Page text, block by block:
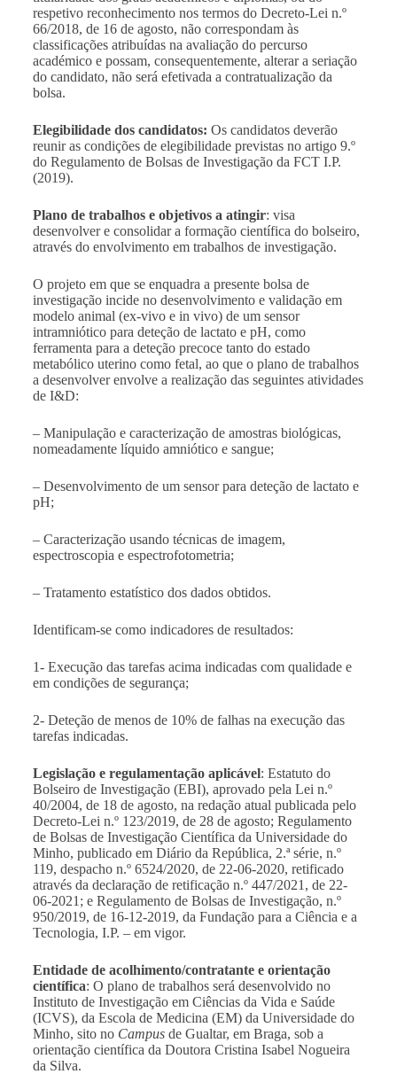
respetivo reconhecimento nos termos do Decreto-Lei n.º
66/2018, de 16 de agosto, não correspondam às
classificações atribuídas na avaliação do percurso
académico e possam, consequentemente, alterar a seriação
do candidato, não será efetivada a contratualização da
bolsa.
Elegibilidade dos candidatos: Os candidatos deverão
reunir as condições de elegibilidade previstas no artigo 9.º
do Regulamento de Bolsas de Investigação da FCT I.P.
(2019).
Plano de trabalhos e objetivos a atingir: visa
desenvolver e consolidar a formação científica do bolseiro,
através do envolvimento em trabalhos de investigação.
O projeto em que se enquadra a presente bolsa de
investigação incide no desenvolvimento e validação em
modelo animal (ex-vivo e in vivo) de um sensor
intramniótico para deteção de lactato e pH, como
ferramenta para a deteção precoce tanto do estado
metabólico uterino como fetal, ao que o plano de trabalhos
a desenvolver envolve a realização das seguintes atividades
de I&D:
– Manipulação e caracterização de amostras biológicas,
nomeadamente líquido amniótico e sangue;
– Desenvolvimento de um sensor para deteção de lactato e
pH;
– Caracterização usando técnicas de imagem,
espectroscopia e espectrofotometria;
– Tratamento estatístico dos dados obtidos.
Identificam-se como indicadores de resultados:
1- Execução das tarefas acima indicadas com qualidade e
em condições de segurança;
2- Deteção de menos de 10% de falhas na execução das
tarefas indicadas.
Legislação e regulamentação aplicável: Estatuto do
Bolseiro de Investigação (EBI), aprovado pela Lei n.º
40/2004, de 18 de agosto, na redação atual publicada pelo
Decreto-Lei n.º 123/2019, de 28 de agosto; Regulamento
de Bolsas de Investigação Científica da Universidade do
Minho, publicado em Diário da República, 2.ª série, n.º
119, despacho n.º 6524/2020, de 22-06-2020, retificado
através da declaração de retificação n.º 447/2021, de 22-
06-2021; e Regulamento de Bolsas de Investigação, n.º
950/2019, de 16-12-2019, da Fundação para a Ciência e a
Tecnologia, I.P. – em vigor.
Entidade de acolhimento/contratante e orientação
científica: O plano de trabalhos será desenvolvido no
Instituto de Investigação em Ciências da Vida e Saúde
(ICVS), da Escola de Medicina (EM) da Universidade do
Minho, sito no Campusde Gualtar, em Braga, sob a
orientação científica da Doutora Cristina Isabel Nogueira
da Silva.